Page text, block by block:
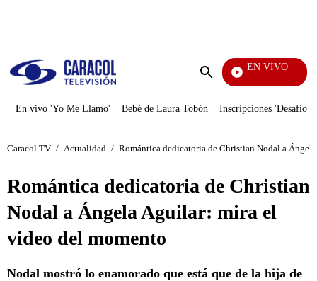
Enviar
EN VIVO
En vivo 'Yo Me Llamo' Bebé de Laura Tobón Inscripciones 'Desafío'
Caracol TV / Actualidad / Romántica dedicatoria de Christian Nodal a
Romántica dedicatoria de Christian
Nodal a Ángela Aguilar: mira el
video del momento
Nodal mostró lo enamorado que está que de la hija de